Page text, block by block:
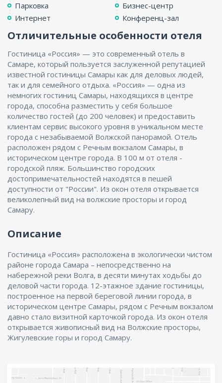
Парковка
Интернет
Бизнес-центр
Конференц-зал
Отличительные особенности отеля
Гостиница «Россия» — это современный отель в
Самаре, который пользуется заслуженной репутацией
известной гостиницы Самары как для деловых людей,
так и для семейного отдыха. «Россия» — одна из
немногих гостиниц Самары, находящихся в центре
города, способна разместить у себя большое
количество гостей (до 200 человек) и предоставить
клиентам сервис высокого уровня в уникальном месте
города с незабываемой Волжской панорамой. Отель
расположен рядом с Речным вокзалом Самары, в
историческом центре города. В 100 м от отеля -
городской пляж. Большинство городских
достопримечательностей находятся в пешей
доступности от "России". Из окон отеля открывается
великолепный вид на волжские просторы и город
Самару.
Описание
Гостиница «Россия» расположена в экологически чистом
районе города Самара – непосредственно на
набережной реки Волга, в десяти минутах ходьбы до
деловой части города. 12-этажное здание гостиницы,
построенное на первой береговой линии города, в
историческом центре Самары, рядом с Речным вокзалом
давно стало визитной карточкой города. Из окон отеля
открывается живописный вид на Волжские просторы,
Жигулевские горы и город Самару.